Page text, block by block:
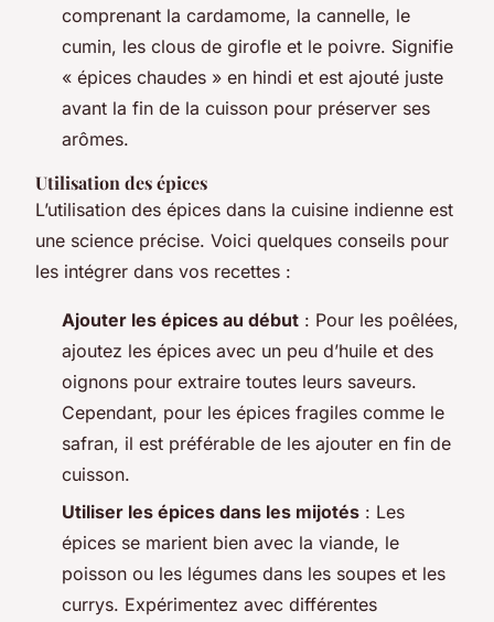
comprenant la cardamome, la cannelle, le
cumin, les clous de girofle et le poivre. Signifie
« épices chaudes » en hindi et est ajouté juste
avant la fin de la cuisson pour préserver ses
arômes.
Utilisation des épices
L’utilisation des épices dans la cuisine indienne est
une science précise. Voici quelques conseils pour
les intégrer dans vos recettes :
Ajouter les épices au début : Pour les poêlées,
ajoutez les épices avec un peu d’huile et des
oignons pour extraire toutes leurs saveurs.
Cependant, pour les épices fragiles comme le
safran, il est préférable de les ajouter en fin de
cuisson.
Utiliser les épices dans les mijotés : Les
épices se marient bien avec la viande, le
poisson ou les légumes dans les soupes et les
currys. Expérimentez avec différentes